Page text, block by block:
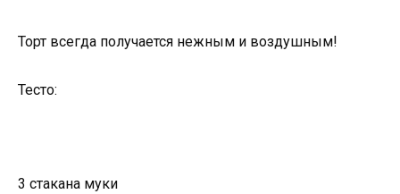
Торт всегда получается нежным и воздушным!
Тесто:
3 стакана муки